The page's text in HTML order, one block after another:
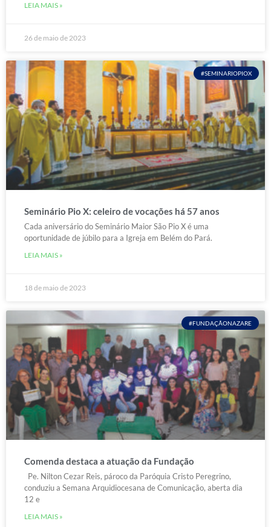
LEIA MAIS »
26 de maio de 2023
#SEMINARIOPIOX
Seminário Pio X: celeiro de vocações há 57 anos
Cada aniversário do Seminário Maior São Pio X é uma
oportunidade de júbilo para a Igreja em Belém do Pará.
LEIA MAIS »
18 de maio de 2023
#FUNDAÇÃONAZARE
Comenda destaca a atuação da Fundação
Pe. Nilton Cezar Reis, pároco da Paróquia Cristo Peregrino,
conduziu a Semana Arquidiocesana de Comunicação, aberta dia
12 e
LEIA MAIS »